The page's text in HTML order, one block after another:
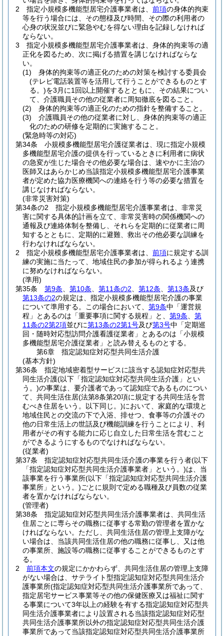
2
指定小規模多機能型居宅介護事業者は、 前項の身体的拘束
等を行う場合には、その態様及び時間、その際の利用者の
心身の状況並びに緊急やむを得ない理由を記録しなければ
ならない。
3
指定小規模多機能型居宅介護事業者は、身体的拘束等の適
正化を図るため、次に掲げる措置を講じなければならな
い。
(1)
身体的拘束等の適正化のための対策を検討する委員会
(テレビ電話装置等を活用して行うことができるものとす
る。)を3月に1回以上開催するとともに、その結果につい
て、介護職員その他の従業者に周知徹底を図ること。
(2)
身体的拘束等の適正化のための指針を整備すること。
(3)
介護職員その他の従業者に対し、身体的拘束等の適正
化のための研修を定期的に実施すること。
(緊急時等の対応)
第34条
小規模多機能型居宅介護従業者は、現に指定小規模
多機能型居宅介護の提供を行っているときに利用者に病状
の急変が生じた場合その他必要な場合は、速やかに主治の
医師又はあらかじめ当該指定小規模多機能型居宅介護事業
者が定めた協力医療機関への連絡を行う等の必要な措置を
講じなければならない。
(非常災害対策)
第34条の2
指定小規模多機能型居宅介護事業者は、非常災
害に関する具体的計画を立て、非常災害時の関係機関への
通報及び連絡体制を整備し、それらを定期的に従業者に周
知するとともに、定期的に避難、救出その他必要な訓練を
行わなければならない。
2
指定小規模多機能型居宅介護事業者は、 前項に規定する訓
練の実施に当たって、地域住民の参加が得られるよう連携
に努めなければならない。
(準用)
第35条
第9条 第10条 第11条の2 第12条 第13条及び
第13条の2の規定は、指定小規模多機能型居宅介護の事業
について準用する。
この場合において、 第9条中「運営規
程」とあるのは「重要事項に関する規程」と、 第9条
第
11条の2第2項並びに第13条の2第1号及び第3号中「定期巡
回・随時対応型訪問介護看護従業者」とあるのは「小規模
多機能型居宅介護従業者」と読み替えるものとする。
第6章
指定認知症対応型共同生活介護
(基本方針)
第36条
指定地域密着型サービスに該当する認知症対応型共
同生活介護(以下「指定認知症対応型共同生活介護」とい
う。)の事業は、要介護者であって認知症であるものについ
て、共同生活住居(法第8条第20項に規定する共同生活を営
むべき住居をいう。以下同じ。)において、家庭的な環境と
地域住民との交流の下で入浴、排せつ、食事等の介護その
他の日常生活上の世話及び機能訓練を行うことにより、利
用者がその有する能力に応じ自立した日常生活を営むこと
ができるようにするものでなければならない。
(従業者)
第37条
指定認知症対応型共同生活介護の事業を行う者(以下
「指定認知症対応型共同生活介護事業者」という。)は、当
該事業を行う事業所(以下「指定認知症対応型共同生活介護
事業所」という。)ごとに規則で定める職種及び員数の従業
者を置かなければならない。
(管理者)
第38条
指定認知症対応型共同生活介護事業者は、共同生活
住居ごとに専らその職務に従事する常勤の管理者を置かな
ければならない。 ただし、共同生活住居の管理上支障がな
い場合は、当該共同生活住居の他の職務に従事し、又は他
の事業所、施設等の職務に従事することができるものとす
る。
2
前項本文の規定にかかわらず、共同生活住居の管理上支障
がない場合は、サテライト型指定認知症対応型共同生活介
護事業所(指定認知症対応型共同生活介護事業所であって、
指定居宅サービス事業等その他の保健医療又は福祉に関す
る事業について3年以上の経験を有する指定認知症対応型共
同生活介護事業者により設置される当該指定認知症対応型
共同生活介護事業所以外の指定認知症対応型共同生活介護
事業所であって当該指定認知症対応型共同生活介護事業所